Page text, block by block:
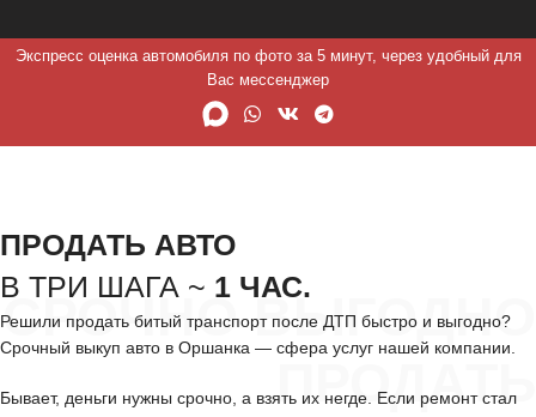
Экспресс оценка автомобиля по фото за 5 минут, через удобный для
Вас мессенджер
СРОЧНО ВЫГОДНО
ПРОДАТЬ
ПРОДАТЬ АВТО
В ТРИ ШАГА ~ 1 ЧАС.
Решили продать битый транспорт после ДТП быстро и выгодно?
Срочный выкуп авто в Оршанка — сфера услуг нашей компании.
Бывает, деньги нужны срочно, а взять их негде. Если ремонт стал